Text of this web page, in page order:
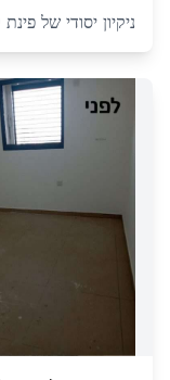
ניקיון יסודי של